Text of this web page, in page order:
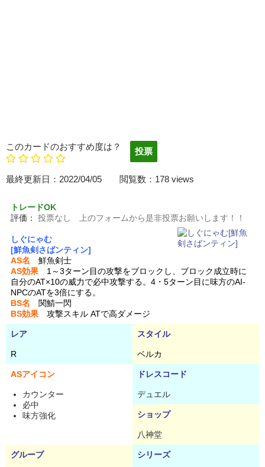
このカードのおすすめ度は？
最終更新日：2022/04/05 閲覧数：178 views
トレードOK
評価：
投票なし 上のフォームから是非投票お願いします！！
しぐにゃむ
[鮮魚剣さばンティン]
AS名 鮮魚剣士
AS効果 1～3ターン目の攻撃をブロックし、ブロック成立時に
自分のAT×10の威力で必中攻撃する。4・5ターン目に味方のAI-
NPCのATを3倍にする。
BS名 関鯖一閃
BS効果 攻撃スキル ATで高ダメージ
レア スタイル
R ベルカ
ASアイコン ドレスコード
カウンター
必中
味方強化
デュエル
ショップ
八神堂
グループ シリーズ